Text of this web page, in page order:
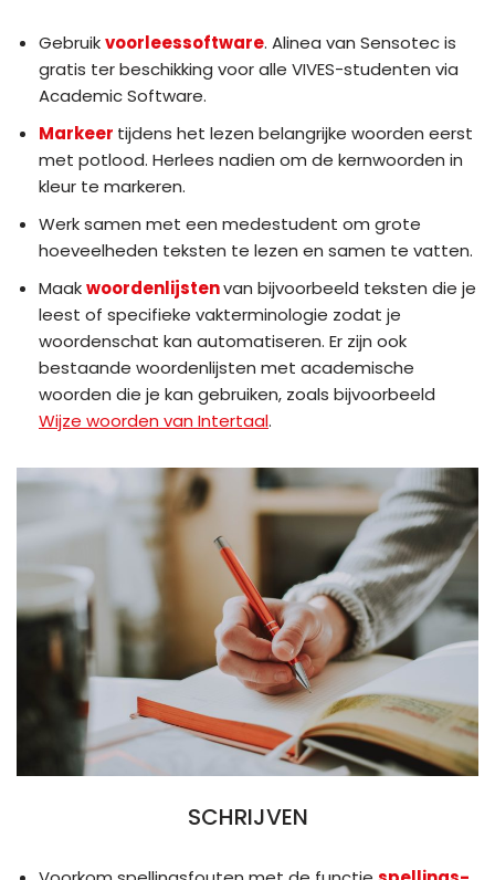
Gebruikvoorleessoftware. Alinea van Sensotec is
gratis ter beschikking voor alle VIVES-studenten via
Academic Software.
Markeer tijdens het lezen belangrijke woorden eerst
met potlood. Herlees nadien om de kernwoorden in
kleur te markeren.
Werk samen met een medestudent om grote
hoeveelheden teksten te lezen en samen te vatten.
Maakwoordenlijstenvan bijvoorbeeld teksten die je
leest of specifieke vakterminologie zodat je
woordenschat kan automatiseren. Er zijn ook
bestaande woordenlijsten met academische
woorden die je kan gebruiken, zoals bijvoorbeeld
Wijze woorden van Intertaal.
SCHRIJVEN